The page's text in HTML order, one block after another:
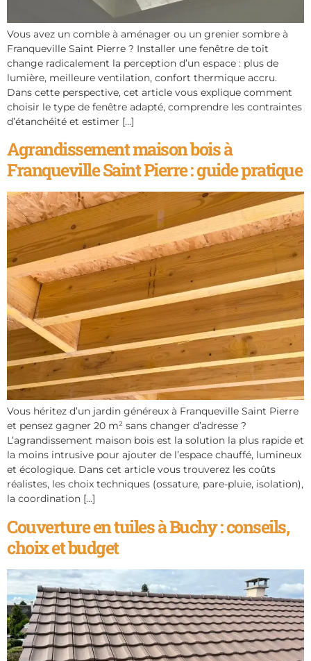
Vous avez un comble à aménager ou un grenier sombre à
Franqueville Saint Pierre ? Installer une fenêtre de toit
change radicalement la perception d’un espace : plus de
lumière, meilleure ventilation, confort thermique accru.
Dans cette perspective, cet article vous explique comment
choisir le type de fenêtre adapté, comprendre les contraintes
d’étanchéité et estimer […]
Agrandissement maison bois à
Franqueville Saint Pierre : guide pratique
Vous héritez d’un jardin généreux à Franqueville Saint Pierre
et pensez gagner 20 m² sans changer d’adresse ?
L’agrandissement maison bois est la solution la plus rapide et
la moins intrusive pour ajouter de l’espace chauffé, lumineux
et écologique. Dans cet article vous trouverez les coûts
réalistes, les choix techniques (ossature, pare-pluie, isolation),
la coordination […]
Couverture en tuiles à Buchy : conseils,
choix et budget